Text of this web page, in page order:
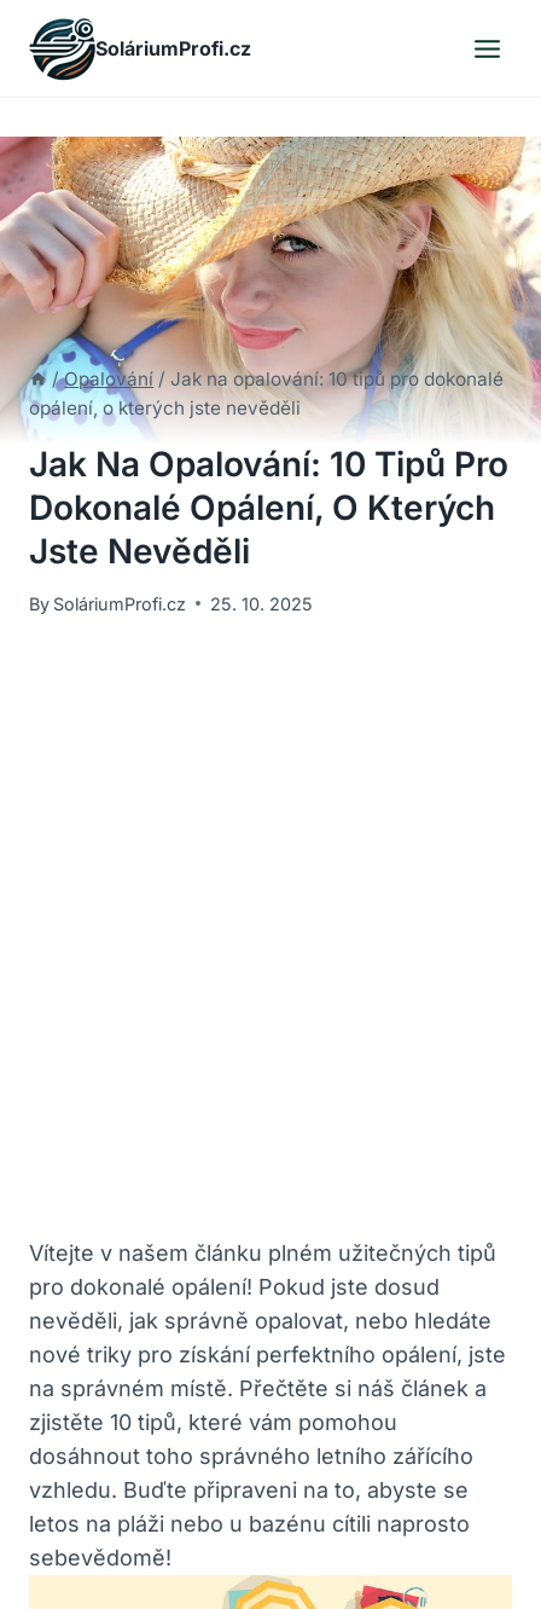
content
SoláriumProfi.cz
/ Opalování / Jak na opalování: 10 tipů pro dokonalé
opálení, o kterých jste nevěděli
Jak Na Opalování: 10 Tipů Pro
Dokonalé Opálení, O Kterých
Jste Nevěděli
By SoláriumProfi.cz 25. 10. 2025
Vítejte v našem článku plném užitečných tipů
pro dokonalé opálení! Pokud jste dosud
nevěděli, jak správně opalovat, nebo hledáte
nové triky pro získání perfektního opálení, jste
na správném místě. Přečtěte si náš článek a
zjistěte 10 tipů, které vám pomohou
dosáhnout toho správného letního zářícího
vzhledu. Buďte připraveni na to, abyste se
letos na pláži nebo u bazénu cítili naprosto
sebevědomě!